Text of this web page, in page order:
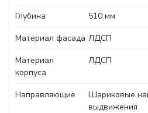
Глубина
510 мм
Материал фасада ЛДСП
Материал
корпуса
ЛДСП
Направляющие
Шариковые
выдвижения